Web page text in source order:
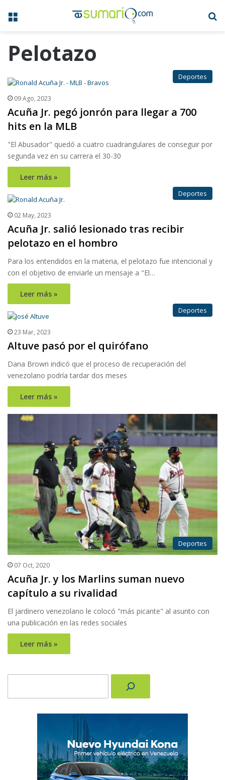
Menú
Pelotazo
Deportes
09 Ago, 2023
Acuña Jr. pegó jonrón para llegar a 700
hits en la MLB
"El Abusador" quedó a cuatro cuadrangulares de conseguir por
segunda vez en su carrera el 30-30
Leer más »
Deportes
02 May, 2023
Acuña Jr. salió lesionado tras recibir
pelotazo en el hombro
Para los entendidos en la materia, el pelotazo fue intencional y
con el objetivo de enviarle un mensaje a "El…
Leer más »
Deportes
23 Mar, 2023
Altuve pasó por el quirófano
Dana Brown indicó que el proceso de recuperación del
venezolano podría tardar dos meses
Leer más »
Deportes
07 Oct, 2020
Acuña Jr. y los Marlins suman nuevo
capítulo a su rivalidad
El jardinero venezolano le colocó "más picante" al asunto con
una publicación en las redes sociales
Leer más »